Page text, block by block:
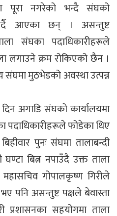
पूरा नगरेको भन्दै संघको
गर्दै आएका छन् । असन्तुष्ट
संघका पदाधिकारीहरूले
लगाउने क्रम रोकिएको छैन ।
संघमा मुठभेडको अवस्था उत्पन्न
अगाडि संघको कार्यालयमा
पदाधिकारीहरूले फोडेका थिए
पुनः संघमा तालाबन्दी
बित्न नपाउँदै उक्त ताला
गोपालकृष्ण गिरीले
पनि असन्तुष्ट पक्षले बेवास्ता
प्रशासनका सहयोगमा ताला